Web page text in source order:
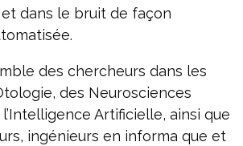
dans le bruit de façon
des chercheurs dans les
des Neurosciences
Artificielle, ainsi que
ingénieurs en informa que et